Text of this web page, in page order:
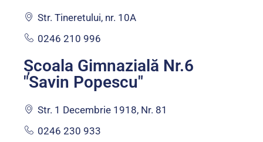
Str. Tineretului, nr. 10A
0246 210 996
Școala Gimnazială Nr.6
"Savin Popescu"
Str. 1 Decembrie 1918, Nr. 81
0246 230 933